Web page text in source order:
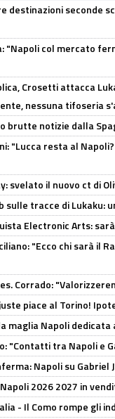
destinazioni seconde
"Napoli col mercato
Crosetti attacca
nessuna tifoseria
brutte notizie dalla
"Lucca resta al
svelato il nuovo ct di
sulle tracce di Lukaku:
Electronic Arts:
"Ecco chi sarà il
Corrado:
piace al Torino!
maglia Napoli
"Contatti tra Napoli e
Napoli su Gabriel
2026 2027 in
- Il Como rompe gli